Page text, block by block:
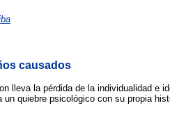
causados
lleva la pérdida de la individualidad e
un quiebre psicológico con su propia